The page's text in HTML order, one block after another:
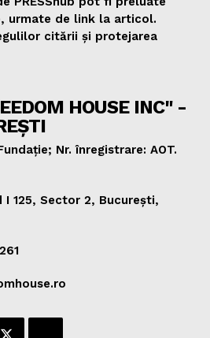
urmate de link la articol.
citării și protejarea
HOUSE INC" -
Nr. înregistrare: AOT.
I 125, Sector 2, București,